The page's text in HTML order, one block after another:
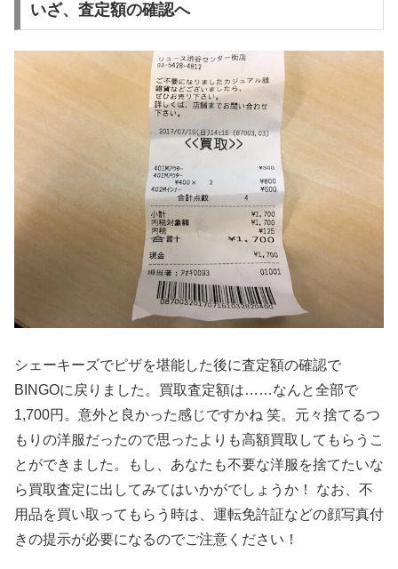
いざ、査定額の確認へ
シェーキーズでピザを堪能した後に査定額の確認で
BINGOに戻りました。買取査定額は……なんと全部で
1,700円。意外と良かった感じですかね 笑。元々捨てるつ
もりの洋服だったので思ったよりも高額買取してもらうこ
とができました。もし、あなたも不要な洋服を捨てたいな
ら買取査定に出してみてはいかがでしょうか！ なお、不
用品を買い取ってもらう時は、運転免許証などの顔写真付
きの提示が必要になるのでご注意ください！